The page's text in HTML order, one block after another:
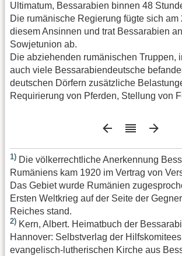
Ultimatum, Bessarabien binnen 48
Die rumänische Regierung fügte sich am
diesem Ansinnen und trat Bessarabien
Sowjetunion ab.
Die abziehenden rumänischen Truppen,
auch viele Bessarabiendeutsche
deutschen Dörfern zusätzliche
Requirierung von Pferden, Stellung von
1) Die völkerrechtliche Anerkennung
Rumäniens kam 1920 im Vertrag von
Das Gebiet wurde Rumänien
Ersten Weltkrieg auf der Seite der
Reiches stand.
2) Kern, Albert. Heimatbuch der
Hannover: Selbstverlag der
evangelisch-lutherischen Kirche aus